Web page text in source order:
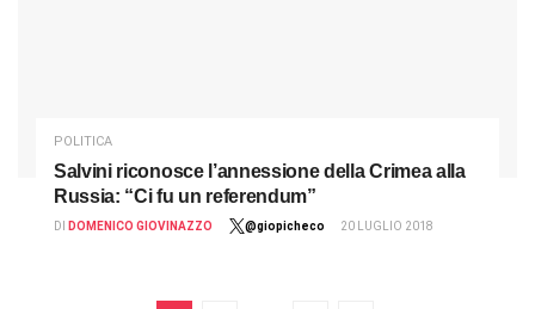
POLITICA
Salvini riconosce l’annessione della Crimea alla
Russia: “Ci fu un referendum”
DI DOMENICO GIOVINAZZO @giopicheco 20 LUGLIO 2018